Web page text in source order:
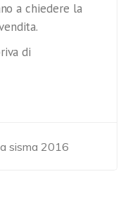
a chiedere la
di
sisma 2016